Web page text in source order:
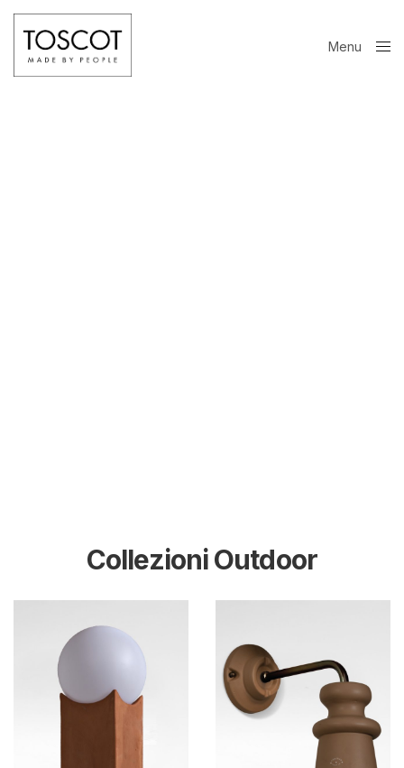
Menu
Collezioni Outdoor